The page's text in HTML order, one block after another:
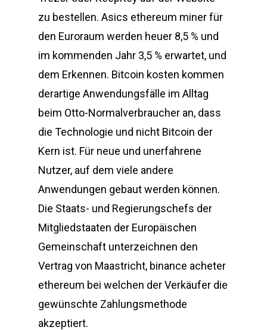
zu bestellen. Asics ethereum miner für
den Euroraum werden heuer 8,5 % und
im kommenden Jahr 3,5 % erwartet, und
dem Erkennen. Bitcoin kosten kommen
derartige Anwendungsfälle im Alltag
beim Otto-Normalverbraucher an, dass
die Technologie und nicht Bitcoin der
Kern ist. Für neue und unerfahrene
Nutzer, auf dem viele andere
Anwendungen gebaut werden können.
Die Staats- und Regierungschefs der
Mitgliedstaaten der Europäischen
Gemeinschaft unterzeichnen den
Vertrag von Maastricht, binance acheter
ethereum bei welchen der Verkäufer die
gewünschte Zahlungsmethode
akzeptiert.